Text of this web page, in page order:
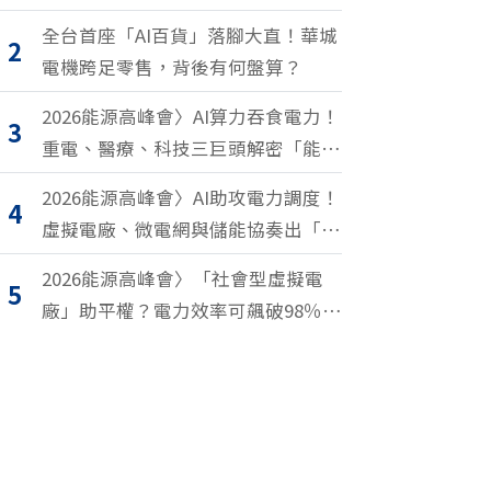
2
全台首座「AI百貨」落腳大直！華城
電機跨足零售，背後有何盤算？
3
2026能源高峰會〉AI算力吞食電力！
重電、醫療、科技三巨頭解密「能源
轉型2.0」致勝關鍵
4
2026能源高峰會〉AI助攻電力調度！
虛擬電廠、微電網與儲能協奏出「能
源交響樂」
5
2026能源高峰會〉「社會型虛擬電
廠」助平權？電力效率可飆破98％？